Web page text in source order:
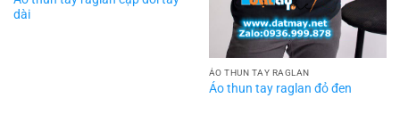
dài
ÁO THUN TAY RAGLAN
Áo thun tay raglan đỏ đen